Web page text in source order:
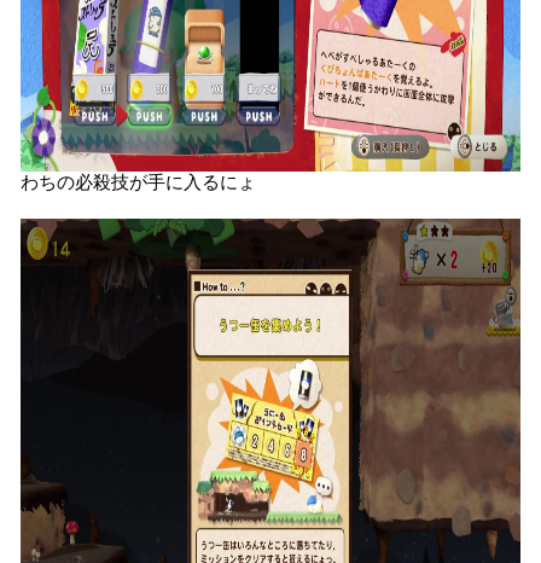
わちの必殺技が手に入るにょ